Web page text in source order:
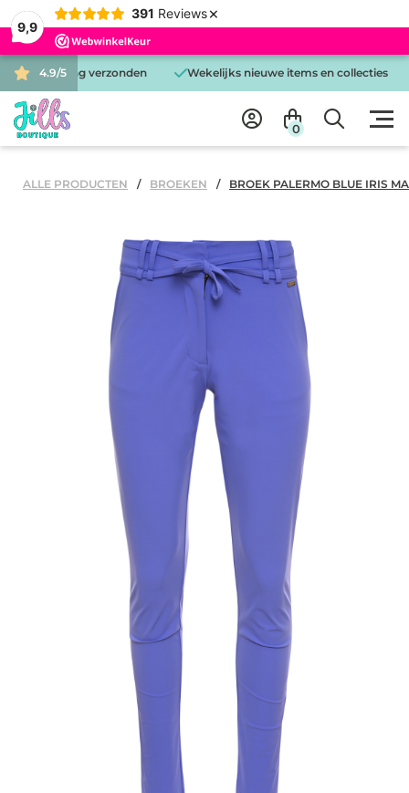
9,9
391 Reviews ×
4.9/5
dezelfde dag verzonden Wekelijks nieuwe items en collecties
0
ALLE PRODUCTEN BROEKEN BROEK PALERMO BLUE IRIS